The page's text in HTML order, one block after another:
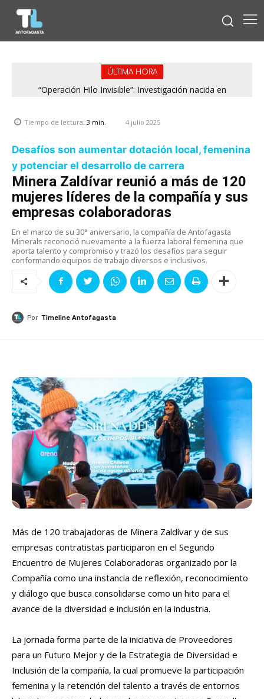
ÚLTIMA HORA
“Operación Hilo Invisible”: Investigación nacida en
Tiempo de lectura: 3 min. 4 julio 2025
Desafíos son aumentar dotación local, femenina
y potenciar el desarrollo de carrera
Minera Zaldívar reunió a más de 120
mujeres líderes de la compañía y sus
empresas colaboradoras
En el marco de su 30° aniversario, la compañía de Antofagasta
Minerals reconoció nuevamente a la fuerza laboral femenina que
aporta talento y compromiso y trazó los desafíos para seguir
conformando equipos de trabajo diversos e inclusivos.
Por Timeline Antofagasta
Más de 120 trabajadoras de Minera Zaldívar y de sus
empresas contratistas participaron en el Segundo
Encuentro de Mujeres Colaboradoras organizado por la
Compañía como una instancia de reflexión, reconocimiento
y diálogo que busca consolidarse como un hito para el
avance de la diversidad e inclusión en la industria.
La jornada forma parte de la iniciativa de Proveedores
para un Futuro Mejor y de la Estrategia de Diversidad e
Inclusión de la compañía, la cual promueve la participación
femenina y la retención del talento a través de entornos